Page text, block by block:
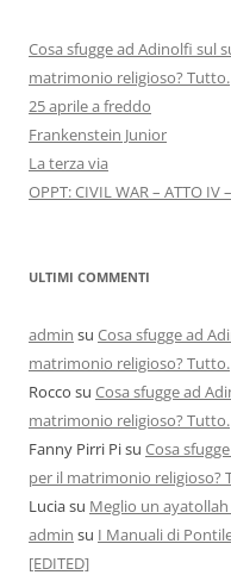
Cosa sfugge ad Adinolfi sul
matrimonio religioso? Tutto.
25 aprile a freddo
Frankenstein Junior
La terza via
OPPT: CIVIL WAR – ATTO
ULTIMI COMMENTI
admin su Cosa sfugge ad
matrimonio religioso? Tutto.
Rocco su Cosa sfugge ad
matrimonio religioso? Tutto.
Fanny Pirri Pisu Cosa
per il matrimonio religioso?
Luciasu Meglio un
admin su I Manuali di
[EDITED]